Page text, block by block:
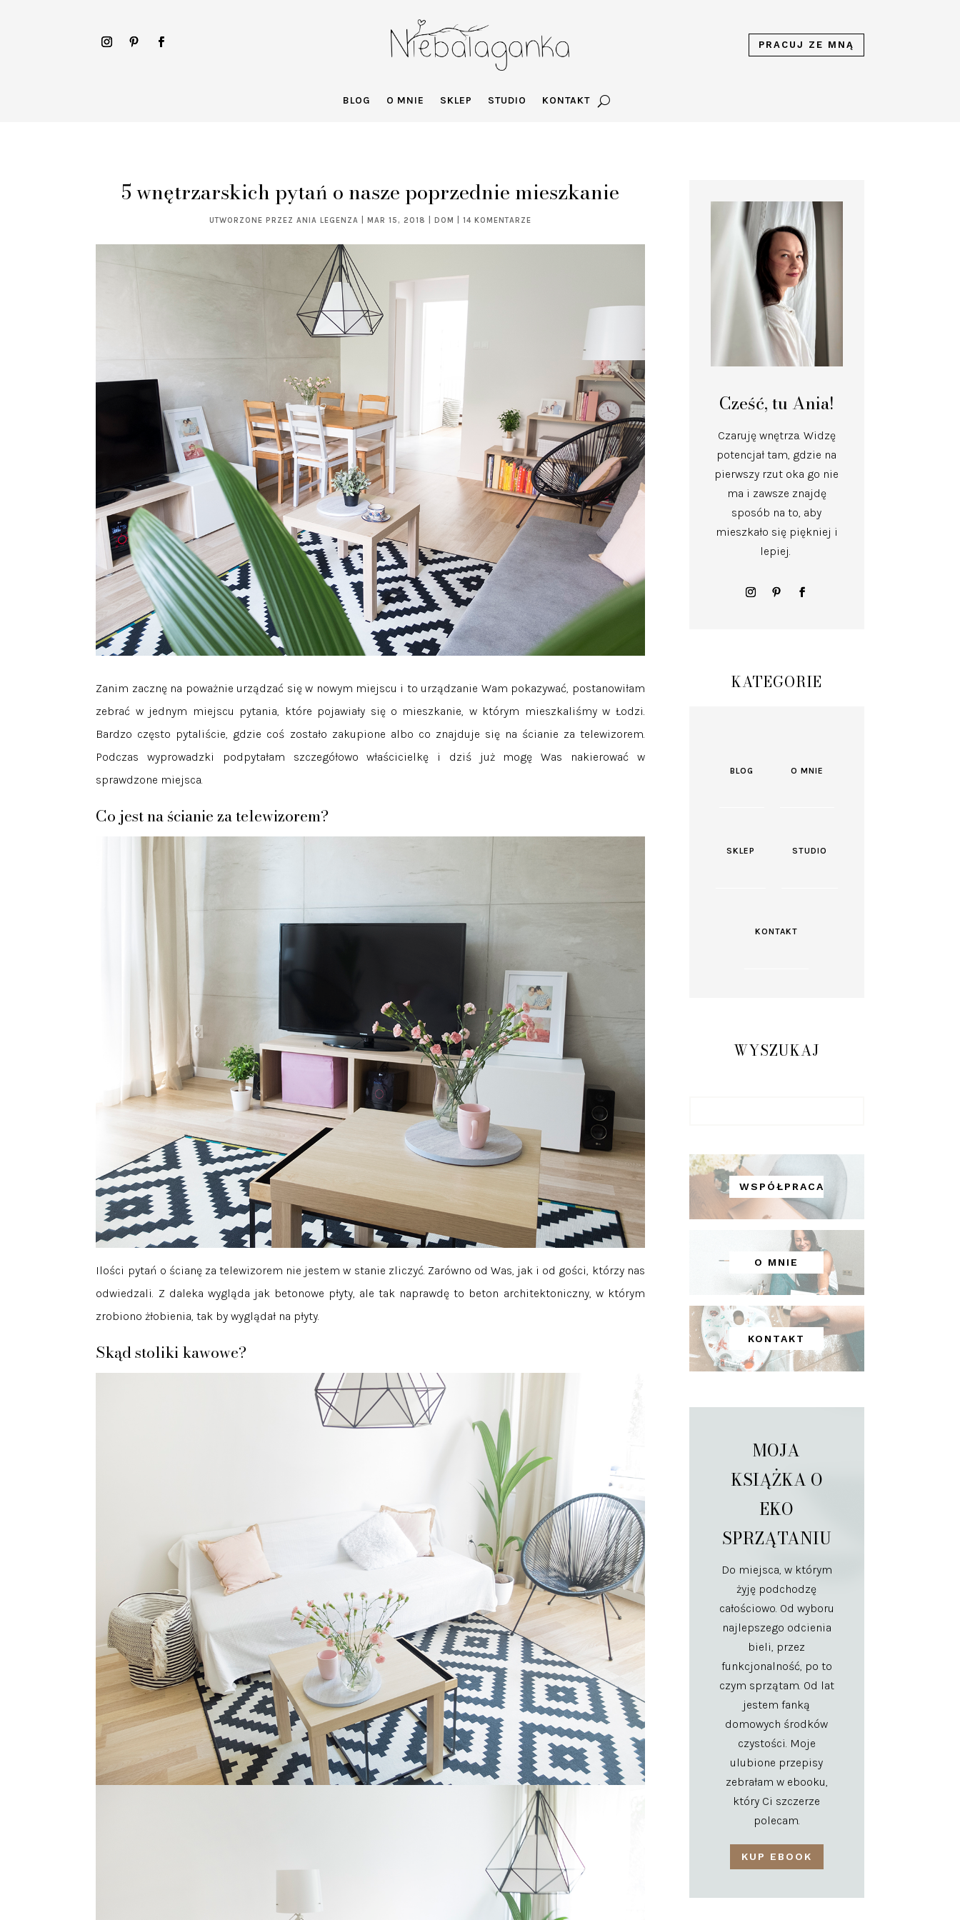
PRACUJ ZE MNĄ
BLOG O MNIE SKLEP STUDIO KONTAKT
5 wnętrzarskich pytań o nasze poprzednie mieszkanie
UTWORZONE PRZEZANIA LEGENZA |MAR 15, 2018 |DOM |14 KOMENTARZE
Zanim zacznę na poważnie urządzać się w nowym miejscu i to urządzanie Wam pokazywać, postanowiłam
zebrać w jednym miejscu pytania, które pojawiały się o mieszkanie, w którym mieszkaliśmy w Łodzi.
Bardzo często pytaliście, gdzie coś zostało zakupione albo co znajduje się na ścianie za telewizorem.
Podczas wyprowadzki podpytałam szczegółowo właścicielkę i dziś już mogę Was nakierować w
sprawdzone miejsca.
Co jest na ścianie za telewizorem?
Ilości pytań o ścianę za telewizorem nie jestem w stanie zliczyć. Zarówno od Was, jak i od gości, którzy nas
odwiedzali. Z daleka wygląda jak betonowe płyty, ale tak naprawdę to beton architektoniczny, w którym
zrobiono żłobienia, tak by wyglądał na płyty.
Skąd stoliki kawowe?
Cześć, tu Ania!
Czaruję wnętrza. Widzę
potencjał tam, gdzie na
pierwszy rzut oka go nie
ma i zawsze znajdę
sposób na to, aby
mieszkało się piękniej i
lepiej.
KATEGORIE
BLOG O MNIE
SKLEP STUDIO
KONTAKT
WYSZUKAJ
WSPÓŁPRACA
O MNIE
KONTAKT
MOJA
KSIĄŻKA O
EKO
SPRZĄTANIU
Do miejsca, w którym
żyję podchodzę
całościowo. Od wyboru
najlepszego odcienia
bieli, przez
funkcjonalność, po to
czym sprzątam. Od lat
jestem fanką
domowych środków
czystości. Moje
ulubione przepisy
zebrałam w ebooku,
który Ci szczerze
polecam.
KUP EBOOK